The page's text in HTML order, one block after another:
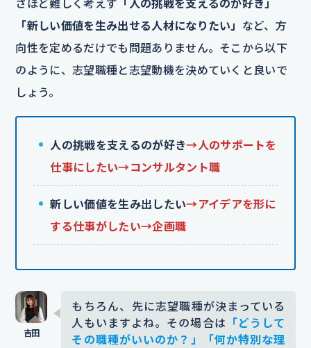
さほど難しく考えず 「人の挑戦を支えるのが好き」
「新しい価値を生み出せる人材になりたい」 など、方
向性を定めるだけでも問題ありません。そこから以下
のように、志望職種と志望動機を決めていくと良いで
しょう。
人の挑戦を支えるのが好き→人のサポートを
仕事にしたい→コンサルタント職
新しい価値を生み出したい→アイデアを形に
する仕事がしたい→企画職
もちろん、先に志望職種が決まっている
人もいますよね。その場合は 「どうして
その職種がいいのか？」「何か特別な理